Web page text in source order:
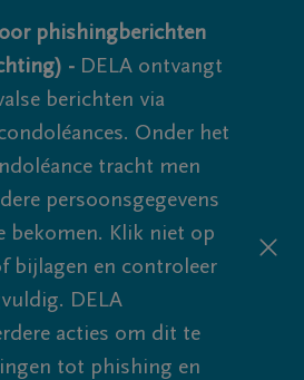
phishingberichten
- DELA ontvangt
berichten via
Onder het
tracht men
persoonsgegevens
bekomen. Klik niet op
bijlagen en controleer
DELA
acties om dit te
tot phishing en